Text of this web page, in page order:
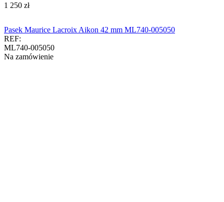
‍1 250‍ zł
Pasek Maurice Lacroix Aikon 42 mm ML740-005050
REF:
ML740-005050
Na zamówienie